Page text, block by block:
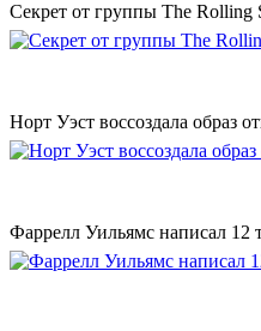
Секрет от группы The Rolling
Норт Уэст воссоздала образ
Фаррелл Уильямс написал 12